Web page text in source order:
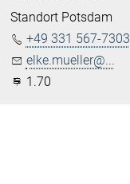
Standort Potsdam
+49 331 567-7303
elke.mueller@...
1.70